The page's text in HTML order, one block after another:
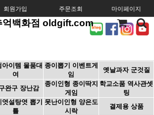
회원가입 주문조회 마이페이지
억백화점 oldgift.com
아이템 물품대
여
종이뽑기 이벤트게
임
옛날과자 군것질
완구 장난감
종이인형 종이딱지
게임
학교소품 역사관셋
팅
엿설탕엿 뽑기
틀
못난이인형 양은도
시락
결제용 상품